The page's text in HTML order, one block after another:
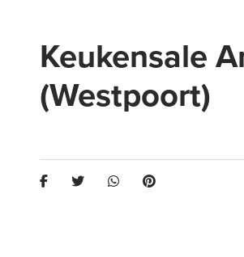
Keukensale
(Westpoort)